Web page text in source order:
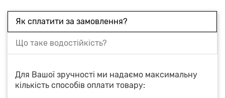
Як сплатити за замовлення?
Що таке водостійкість?
Для Вашої зручності ми надаємо максимальну
кількість способів оплати товару: